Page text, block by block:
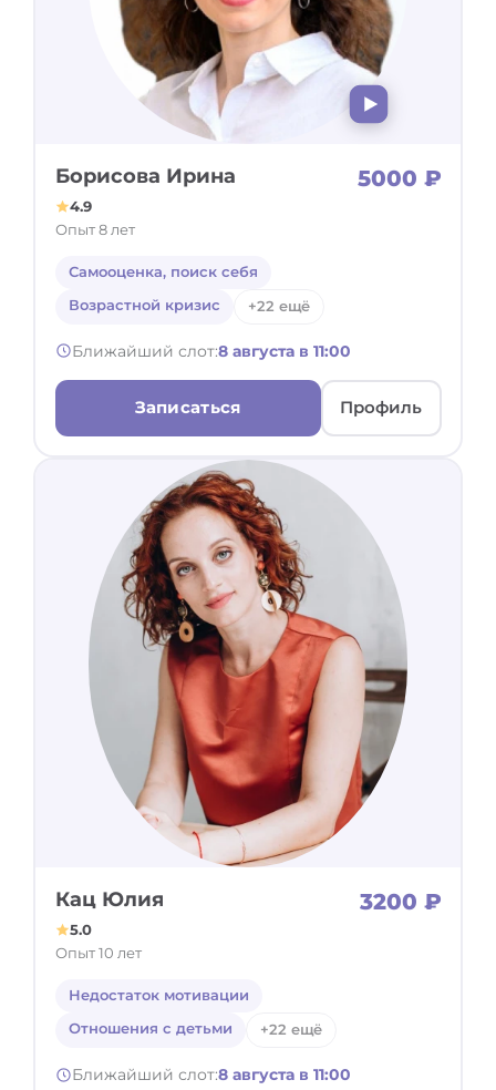
Борисова Ирина 5000 ₽
4.9
Опыт 8 лет
Самооценка, поиск себя
Возрастной кризис
+22 ещё
Ближайший слот:8 августа в 11:00
Записаться Профиль
Кац Юлия 3200 ₽
5.0
Опыт 10 лет
Недостаток мотивации
Отношения с детьми
+22 ещё
Ближайший слот:8 августа в 11:00